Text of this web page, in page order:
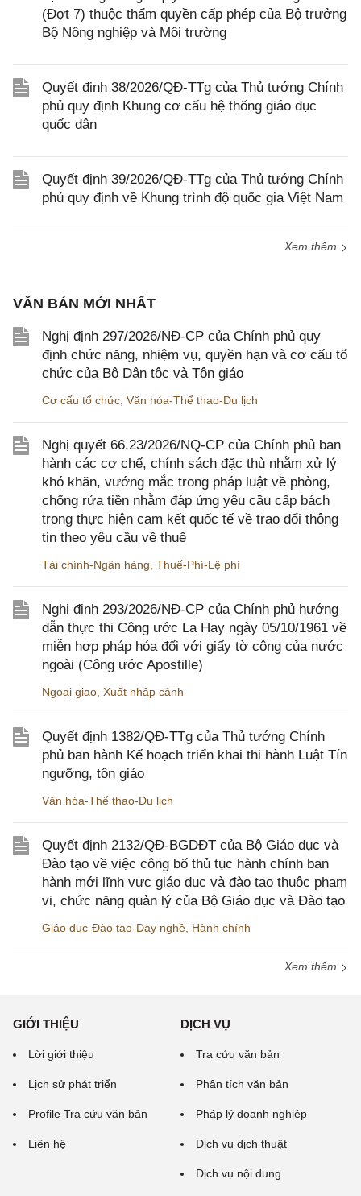
(Đợt 7) thuộc thẩm quyền cấp phép của Bộ trưởng
Bộ Nông nghiệp và Môi trường
Quyết định 38/2026/QĐ-TTg của Thủ tướng Chính
phủ quy định Khung cơ cấu hệ thống giáo dục
quốc dân
Quyết định 39/2026/QĐ-TTg của Thủ tướng Chính
phủ quy định về Khung trình độ quốc gia Việt Nam
Xem thêm
VĂN BẢN MỚI NHẤT
Nghị định 297/2026/NĐ-CP của Chính phủ quy
định chức năng, nhiệm vụ, quyền hạn và cơ cấu tổ
chức của Bộ Dân tộc và Tôn giáo
Cơ cấu tổ chức, Văn hóa-Thể thao-Du lịch
Nghị quyết 66.23/2026/NQ-CP của Chính phủ ban
hành các cơ chế, chính sách đặc thù nhằm xử lý
khó khăn, vướng mắc trong pháp luật về phòng,
chống rửa tiền nhằm đáp ứng yêu cầu cấp bách
trong thực hiện cam kết quốc tế về trao đổi thông
tin theo yêu cầu về thuế
Tài chính-Ngân hàng, Thuế-Phí-Lệ phí
Nghị định 293/2026/NĐ-CP của Chính phủ hướng
dẫn thực thi Công ước La Hay ngày 05/10/1961 về
miễn hợp pháp hóa đối với giấy tờ công của nước
ngoài (Công ước Apostille)
Ngoại giao, Xuất nhập cảnh
Quyết định 1382/QĐ-TTg của Thủ tướng Chính
phủ ban hành Kế hoạch triển khai thi hành Luật Tín
ngưỡng, tôn giáo
Văn hóa-Thể thao-Du lịch
Quyết định 2132/QĐ-BGDĐT của Bộ Giáo dục và
Đào tạo về việc công bố thủ tục hành chính ban
hành mới lĩnh vực giáo dục và đào tạo thuộc phạm
vi, chức năng quản lý của Bộ Giáo dục và Đào tạo
Giáo dục-Đào tạo-Dạy nghề, Hành chính
Xem thêm
GIỚI THIỆU
Lời giới thiệu
Lịch sử phát triển
Profile Tra cứu văn bản
Liên hệ
DỊCH VỤ
Tra cứu văn bản
Phân tích văn bản
Pháp lý doanh nghiệp
Dịch vụ dịch thuật
Dịch vụ nội dung